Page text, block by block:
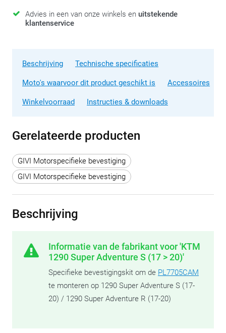
Advies in een van onze winkels en uitstekende
klantenservice
Beschrijving Technische specificaties
Moto's waarvoor dit product geschikt is Accessoires
Winkelvoorraad Instructies & downloads
Gerelateerde producten
GIVI Motorspecifieke bevestiging
GIVI Motorspecifieke bevestiging
Beschrijving
Informatie van de fabrikant voor 'KTM
1290 Super Adventure S (17 > 20)'
Specifieke bevestigingskit om de PL7705CAM
te monteren op 1290 Super Adventure S (17-
20) / 1290 Super Adventure R (17-20)